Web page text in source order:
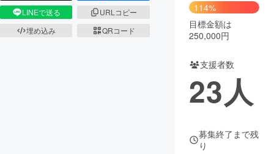
CAMPFIRE for Social Good
CAMPFIRE Creation
コミュニティ
LINEで送る
URLコピー
埋め込み
QRコード
114%
目標金額は
250,000円
支援者数
23人
募集終了まで残
り